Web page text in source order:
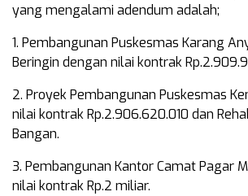
yang mengalami adendum adalah;
1. Pembangunan Puskesmas Karang
Beringin dengan nilai kontrak
2. Proyek Pembangunan Puskesmas
nilai kontrak Rp.2.906.620.010 dan
Bangan.
3. Pembangunan Kantor Camat Pagar
nilai kontrak Rp.2 miliar.